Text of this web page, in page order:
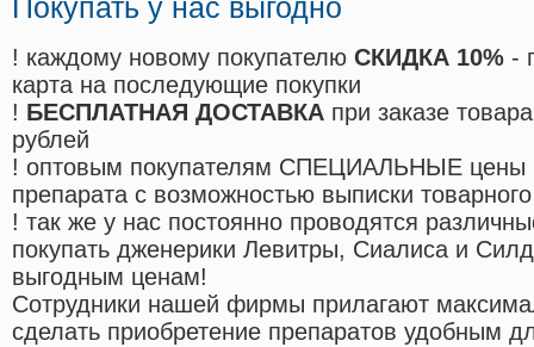
Покупать у нас выгодно
! каждому новому покупателю СКИДКА 10% -
карта на последующие покупки
! БЕСПЛАТНАЯ ДОСТАВКА при заказе
рублей
! оптовым покупателям СПЕЦИАЛЬНЫЕ цены
препарата с возможностью выписки
! так же у нас постоянно проводятся
покупать дженерики Левитры, Сиалиса и
выгодным ценам!
Cотрудники нашей фирмы прилагают
сделать приобретение препаратов удобным